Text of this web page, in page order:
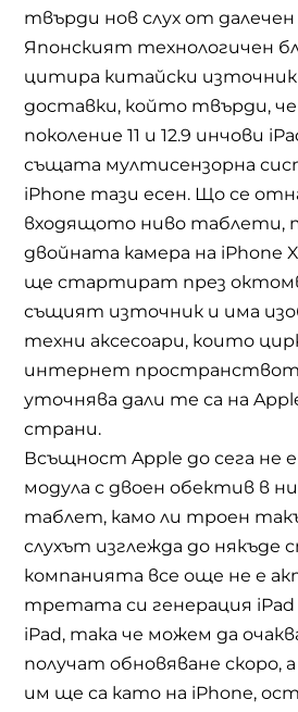
твърди нов слух от
Японският технологичен
цитира китайски източник
доставки, който твърди,
поколение 11 и 12.9 инчови
същата мултисензорна
iPhone тази есен. Що се
входящото ниво таблети,
двойната камера на iPhone
ще стартират през
същият източник и има
техни аксесоари, които
интернет
уточнява дали те са на
страни.
Всъщност Apple до сега не е
модула с двоен обектив в
таблет, камо ли троен
слухът изглежда до някъде
компанията все още не е
третата си генерация iPad
iPad, така че можем да
получат обновяване скоро,
им ще са като на iPhone,